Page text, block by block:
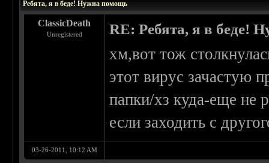
Ребята, я в беде! Нужна помощь
ClassicDeath
Unregistered RE: Ребята, я в беде!
хм,вот тож
этот вирус зачастую
папки/хз куда-еще не
если заходить с
03-26-2011, 10:12 AM